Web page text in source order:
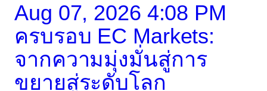
Aug 07, 2026 4:08 PM
ครบรอบ EC Markets:
จากความมุ่งมั่นสู่การ
ขยายสู่ระดับโลก